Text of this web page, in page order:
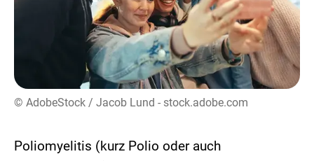
© AdobeStock / Jacob Lund - stock.adobe.com
Poliomyelitis (kurz Polio oder auch